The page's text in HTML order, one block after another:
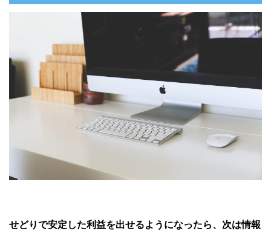
せどりで安定した利益を出せるようになったら、次は情報